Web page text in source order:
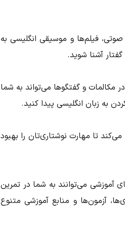
فیلم‌ها و موسیقی انگلیسی به
آشنا شوید.
مکالمات و گفتگوها می‌تواند به شما
به زبان انگلیسی پیدا کنید.
تا مهارت نوشتاری‌تان را بهبود
آموزشی می‌توانند به شما در تمرین
آزمون‌ها و منابع آموزشی متنوع